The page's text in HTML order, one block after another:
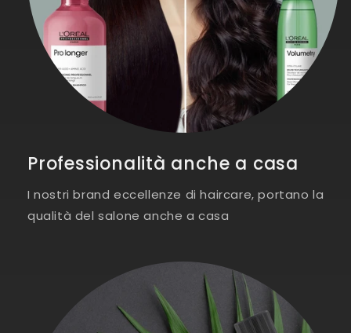
Professionalità anche a casa
I nostri brand eccellenze di haircare, portano la
qualità del salone anche a casa